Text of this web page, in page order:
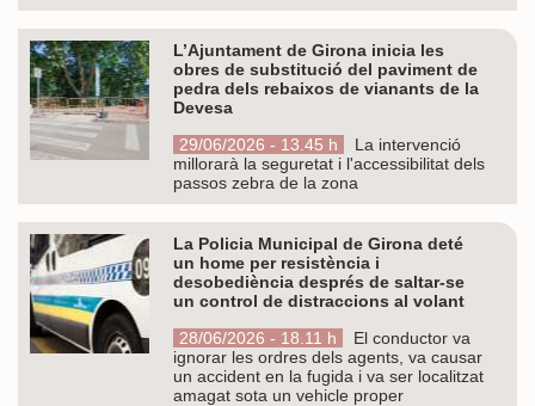
L’Ajuntament de Girona inicia les
obres de substitució del paviment de
pedra dels rebaixos de vianants de la
Devesa
29/06/2026 - 13.45 h
La intervenció
millorarà la seguretat i l'accessibilitat dels
passos zebra de la zona
La Policia Municipal de Girona deté
un home per resistència i
desobediència després de saltar-se
un control de distraccions al volant
28/06/2026 - 18.11 h
El conductor va
ignorar les ordres dels agents, va causar
un accident en la fugida i va ser localitzat
amagat sota un vehicle proper